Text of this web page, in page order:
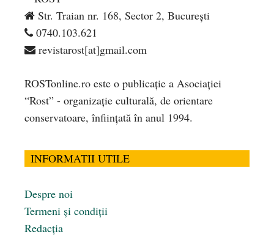
Str. Traian nr. 168, Sector 2, București
0740.103.621
revistarost[at]gmail.com
ROSTonline.ro este o publicaţie a Asociaţiei
“Rost” - organizaţie culturală, de orientare
conservatoare, înfiinţată în anul 1994.
INFORMATII UTILE
Despre noi
Termeni și condiții
Redacția